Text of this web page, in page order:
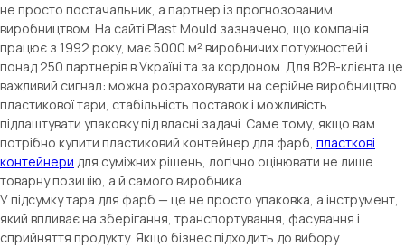
не просто постачальник, а партнер із прогнозованим
виробництвом. На сайті Plast Mould зазначено, що компанія
працює з 1992 року, має 5000 м² виробничих потужностей і
понад 250 партнерів в Україні та за кордоном. Для B2B-клієнта це
важливий сигнал: можна розраховувати на серійне виробництво
пластикової тари, стабільність поставок і можливість
підлаштувати упаковку під власні задачі. Саме тому, якщо вам
потрібно купити пластиковий контейнер для фарб, пласткові
контейнери для суміжних рішень, логічно оцінювати не лише
товарну позицію, а й самого виробника.
У підсумку тара для фарб — це не просто упаковка, а інструмент,
який впливає на зберігання, транспортування, фасування і
сприйняття продукту. Якщо бізнес підходить до вибору